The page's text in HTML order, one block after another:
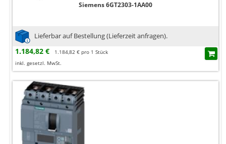
Siemens 6GT2303-1AA00
Lieferbar auf Bestellung (Lieferzeit anfragen).
1.184,82 €
1.184,82 € pro 1 Stück
inkl. gesetzl. MwSt.